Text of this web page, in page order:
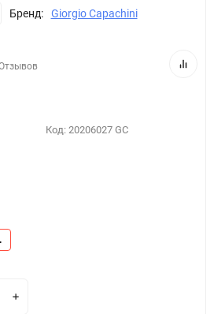
Бренд: Giorgio Capachini
Код: 20206027 GC